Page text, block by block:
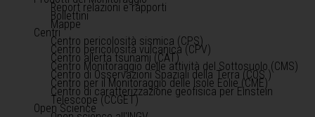
Report relazioni e rapporti
Bollettini
Mappe
Centri
Centro pericolosità sismica (CPS)
Centro pericolosità vulcanica (CPV)
Centro allerta tsunami (CAT)
Centro Monitoraggio delle attività del Sottosuolo (CMS)
Centro di Osservazioni Spaziali della Terra (COS )
Centro per il Monitoraggio delle Isole Eolie (CME)
Centro di caratterizzazione geofisica per Einstein
Telescope (CCGET)
Open Science